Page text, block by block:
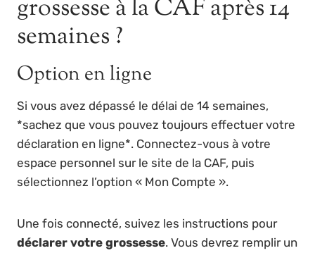
grossesse à la CAF après 14
semaines ?
Option en ligne
Si vous avez dépassé le délai de 14 semaines,
*sachez que vous pouvez toujours effectuer votre
déclaration en ligne*. Connectez-vous à votre
espace personnel sur le site de la CAF, puis
sélectionnez l’option « Mon Compte ».
Une fois connecté, suivez les instructions pour
déclarer votre grossesse. Vous devrez remplir un